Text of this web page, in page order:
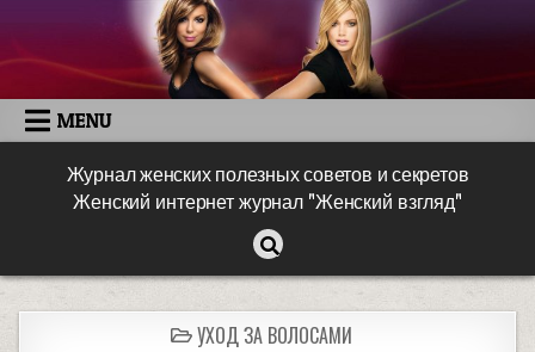
MENU
Журнал женских полезных советов и секретов
Женский интернет журнал "Женский взгляд"
УХОД ЗА ВОЛОСАМИ